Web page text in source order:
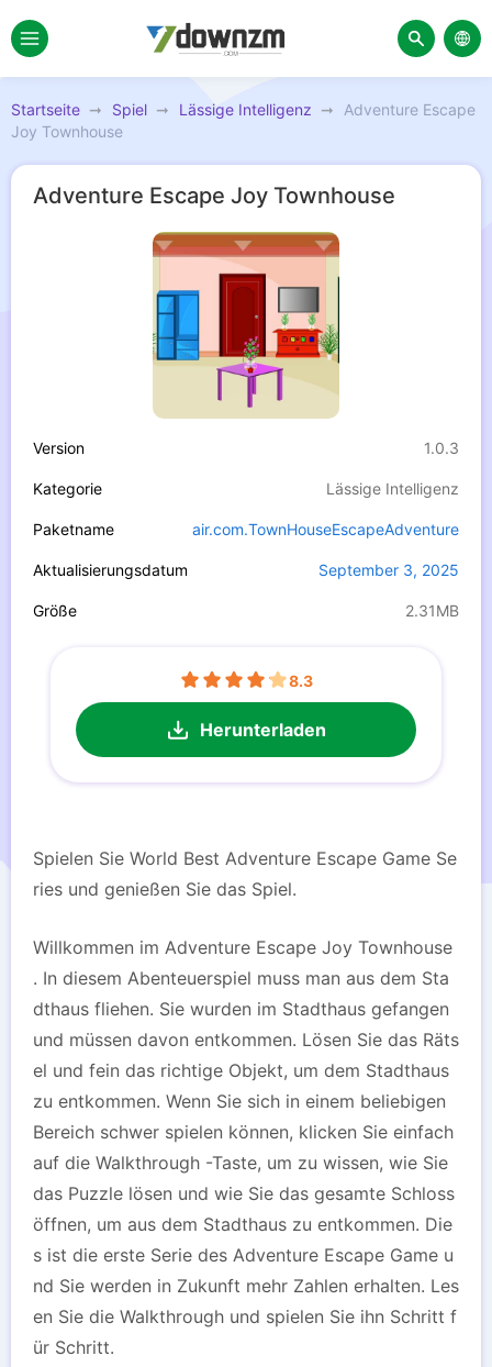
Startseite Spiel Lässige Intelligenz
Adventure Escape
Joy Townhouse
Adventure Escape Joy Townhouse
Version 1.0.3
Kategorie Lässige Intelligenz
Paketname air.com.TownHouseEscapeAdventure
Aktualisierungsdatum September 3, 2025
Größe 2.31MB
8.3
Herunterladen
Spielen Sie World Best Adventure Escape Game Se
ries und genießen Sie das Spiel.
Willkommen im Adventure Escape Joy Townhouse
. In diesem Abenteuerspiel muss man aus dem Sta
dthaus fliehen. Sie wurden im Stadthaus gefangen
und müssen davon entkommen. Lösen Sie das Räts
el und fein das richtige Objekt, um dem Stadthaus
zu entkommen. Wenn Sie sich in einem beliebigen
Bereich schwer spielen können, klicken Sie einfach
auf die Walkthrough -Taste, um zu wissen, wie Sie
das Puzzle lösen und wie Sie das gesamte Schloss
öffnen, um aus dem Stadthaus zu entkommen. Die
s ist die erste Serie des Adventure Escape Game u
nd Sie werden in Zukunft mehr Zahlen erhalten. Les
en Sie die Walkthrough und spielen Sie ihn Schritt f
ür Schritt.